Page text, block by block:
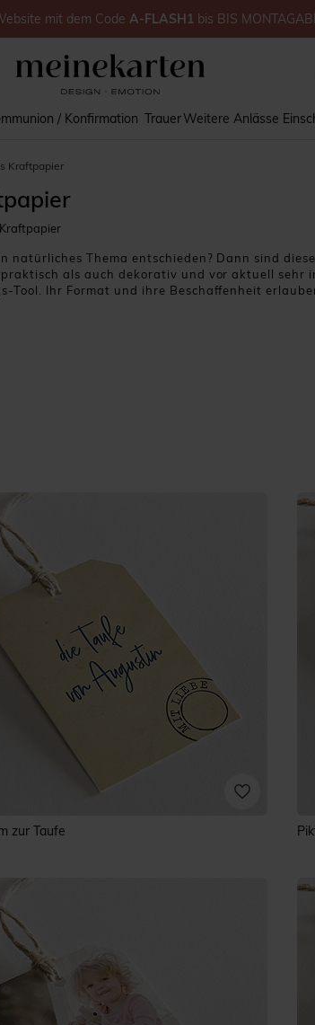
/ Konfirmation TrauerWeitere Anlässe
Kraftpapier
natürliches Thema entschieden? Dann sind
als auch dekorativ und vor aktuell sehr
Tool. Ihr Format und ihre Beschaffenheit
Kindes zu einem einzigartigen und
zur Taufe
mit dem Code A-FLASH1 bis BIS